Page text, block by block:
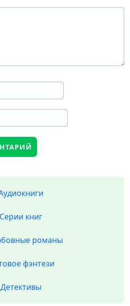
Серии книг
романы
фэнтези
Детективы